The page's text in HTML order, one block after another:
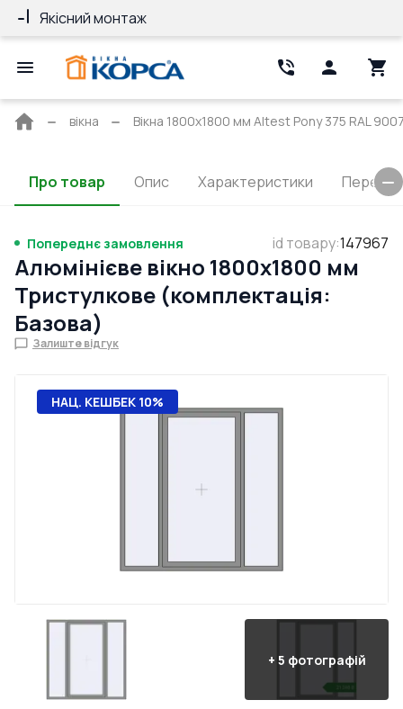
Якісний монтаж
Головна
вікна Вікна 1800x1800 мм Altest Pony 375 RAL
Про товар Опис Характеристики
Попереднє замовлення id товару:147967
Алюмінієве вікно 1800x1800 мм
Тристулкове (комплектація:
Базова)
Залиште відгук
НАЦ. КЕШБЕК 10%
+ 5 фотографій